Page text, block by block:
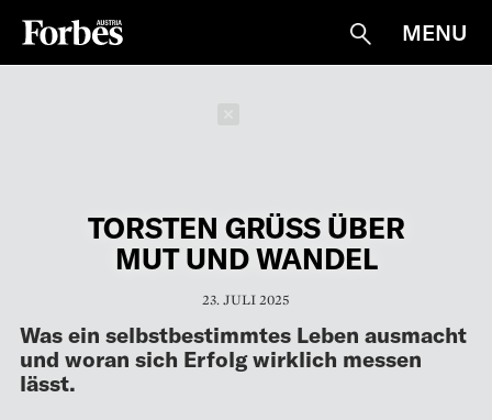
Suche
MENU
TORSTEN GRÜSS ÜBER M
UT UND WANDEL
23. JULI 2025
Was ein selbstbestimmtes Leben ausmacht
und woran sich Erfolg wirklich messen
lässt.